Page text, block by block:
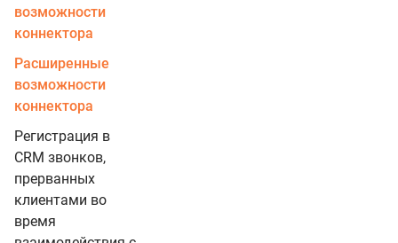
возможности
коннектора
Расширенные
возможности
коннектора
Регистрация в
CRM звонков,
прерванных
клиентами во
время